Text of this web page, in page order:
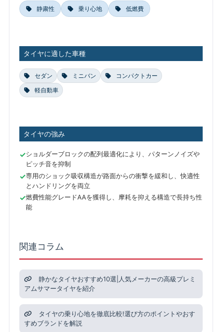
静粛性 乗り心地 低燃費
タイヤに適した車種
セダン ミニバン
コンパクトカー
軽自動車
タイヤの強み
ショルダーブロックの配列最適化により、パターンノイズや
ピッチ音を抑制
専用のショック吸収構造が路面からの衝撃を緩和し、快適性
とハンドリングを両立
燃費性能グレードAAを獲得し、摩耗を抑える構造で長持ち性
能
関連コラム
静かなタイヤおすすめ10選|人気メーカーの高級プレミ
アムサマータイヤを紹介
タイヤの乗り心地を徹底比較!選び方のポイントやおす
すめブランドを解説